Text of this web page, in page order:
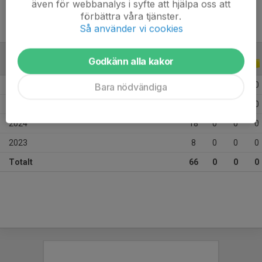
ALLA SERIER ALLA ÅR
0
0
2024 18 0 0 0
2023 8 0 0 0
Totalt 66 0 0 0
även för webbanalys i syfte att hjälpa oss att
förbättra våra tjänster.
Så använder vi cookies
Godkänn alla kakor
Bara nödvändiga